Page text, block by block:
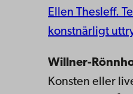
Ellen Thesleff.
konstnärligt
Willner-
Konsten eller